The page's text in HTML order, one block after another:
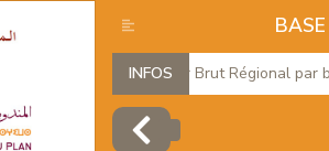
INFOS
Produit Intérieur Brut Régional par